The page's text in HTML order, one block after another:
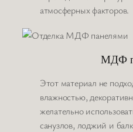
атмосферных факторов.
МДФ
Этот материал не
влажностью,
желательно
санузлов, лоджий и